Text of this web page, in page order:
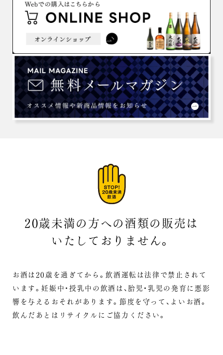
20歳未満の方への酒類の販売は
いたしておりません。
お酒は20歳を過ぎてから。飲酒運転は法律で禁止されて
います。 妊娠中・授乳中の飲酒は、胎児・乳児の発育に悪影
響を与えるおそれがあります。 節度を守って、よいお酒。
飲んだあとはリサイクルにご協力ください。